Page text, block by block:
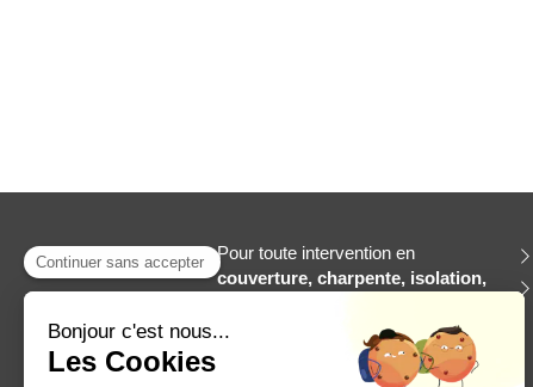
Pour toute intervention en
couverture, charpente, isolation,
et extensions, rénovation de
toiture, sur-élévation de toiture,
zinguerie et gouttièresà